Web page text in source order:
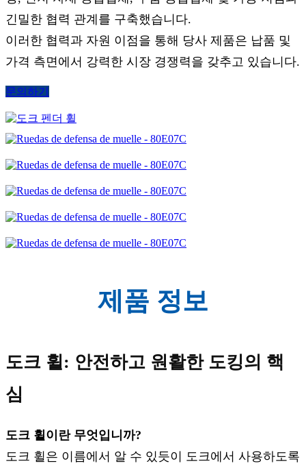
긴밀한 협력 관계를 구축했습니다.
이러한 협력과 자원 이점을 통해 당사 제품은 납품 및
가격 측면에서 강력한 시장 경쟁력을 갖추고 있습니다.
문의하기
제품 정보
도크 휠: 안전하고 원활한 도킹의 핵
심
도크 휠이란 무엇입니까?
도크 휠은 이름에서 알 수 있듯이 도크에서 사용하도록